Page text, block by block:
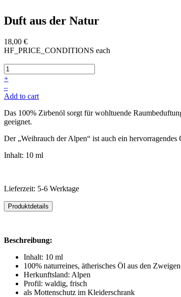
Duft aus der Natur
18,00 €
HF_PRICE_CONDITIONS each
+
–
Add to cart
Das 100% Zirbenöl sorgt für wohltuende
geeignet.
Der „Weihrauch der Alpen“ ist auch ein
Inhalt: 10 ml
Lieferzeit: 5-6 Werktage
Produktdetails
Beschreibung:
Inhalt: 10 ml
100% naturreines, ätherisches Öl aus den
Herkunftsland: Alpen
Profil: waldig, frisch
als Mottenschutz im Kleiderschrank